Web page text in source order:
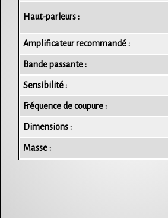
Haut-parleurs :
Amplificateur recommandé :
Bande passante :
Sensibilité :
Fréquence de coupure :
Dimensions :
Masse :